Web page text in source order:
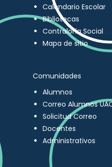
Calendario Escolar
Bibliotecas
Contraloría Social
Mapa de sitio
Comunidades
Alumnos
Correo Alumnos
Solicitud Correo
Docentes
Administrativos